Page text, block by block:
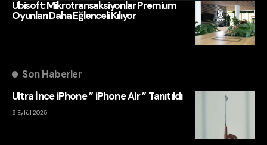
Ubisoft: Mikrotransaksiyonlar Premium
Oyunları Daha Eğlenceli Kılıyor
Son Haberler
Ultra İnce iPhone ” iPhone Air ” Tanıtıldı
9 Eylül 2025